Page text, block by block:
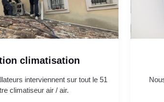
climatisation
interviennent sur tout le 51
climatiseur air / air.